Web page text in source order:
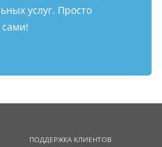
услуг. Просто
сами!
ПОДДЕРЖКА КЛИЕНТОВ